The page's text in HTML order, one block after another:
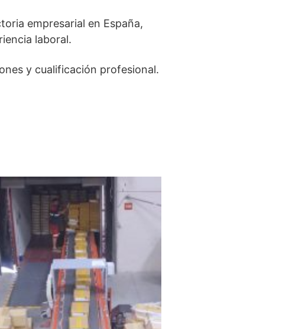
empresarial en España,
laboral.
y cualificación profesional.